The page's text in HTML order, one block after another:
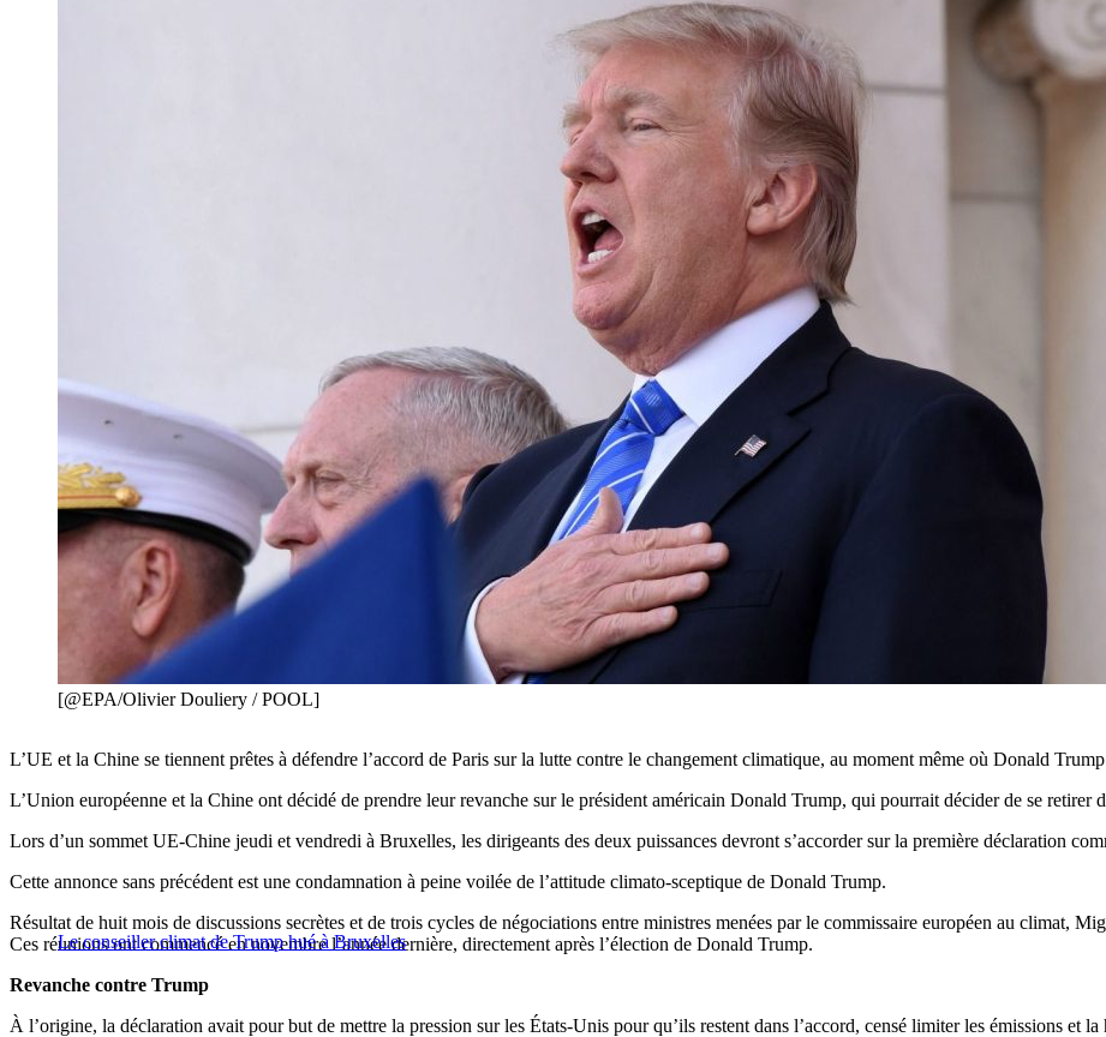
[@EPA/Olivier Douliery / POOL]
L’UE et la Chine se tiennent prêtes à défendre l’accord de Paris sur la lutte contre le changement climatique, au moment même où Donald
L’Union européenne et la Chine ont décidé de prendre leur revanche sur le président américain Donald Trump, qui pourrait décider de se retirer
Lors d’un sommet UE-Chine jeudi et vendredi à Bruxelles, les dirigeants des deux puissances devront s’accorder sur la première déclaration
Cette annonce sans précédent est une condamnation à peine voilée de l’attitude climato-sceptique de Donald Trump.
Le conseiller climat de Trump hué à Bruxelles
Résultat de huit mois de discussions secrètes et de trois cycles de négociations entre ministres menées par le commissaire européen au climat,
Ces réunions ont commencé en novembre l’année dernière, directement après l’élection de Donald Trump.
Revanche contre Trump
À l’origine, la déclaration avait pour but de mettre la pression sur les États-Unis pour qu’ils restent dans l’accord, censé limiter les émissions et